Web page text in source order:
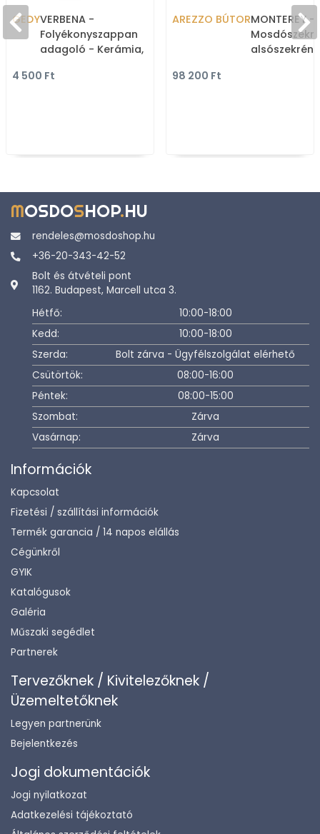
GEDYVERBENA -
Folyékonyszappan
adagoló - Kerámia,
krómozott
4 500 Ft
AREZZO BÚTORMONTEREY -
98 200 Ft
MOSDOSHOP.HU
rendeles@mosdoshop.hu
+36-20-343-42-52
Bolt és átvételi pont
1162. Budapest, Marcell utca 3.
Hétfő:
10:00-18:00
Kedd:
10:00-18:00
Szerda:
Bolt zárva - Ügyfélszolgálat elérhető
Csütörtök:
08:00-16:00
Péntek:
08:00-15:00
Szombat:
Zárva
Vasárnap:
Zárva
Információk
Kapcsolat
Fizetési / szállítási információk
Termék garancia / 14 napos elállás
Cégünkről
GYIK
Katalógusok
Galéria
Műszaki segédlet
Partnerek
Tervezőknek / Kivitelezőknek /
Üzemeltetőknek
Legyen partnerünk
Bejelentkezés
Jogi dokumentációk
Jogi nyilatkozat
Adatkezelési tájékoztató